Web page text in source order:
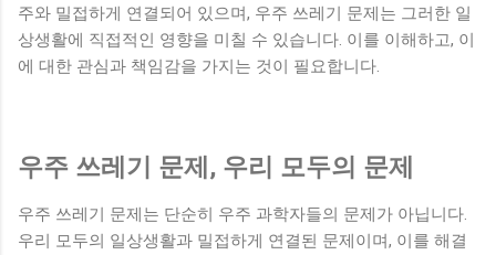
주와 밀접하게 연결되어 있으며, 우주 쓰레기 문제는 그러한 일
상생활에 직접적인 영향을 미칠 수 있습니다. 이를 이해하고, 이
에 대한 관심과 책임감을 가지는 것이 필요합니다.
우주 쓰레기 문제, 우리 모두의 문제
우주 쓰레기 문제는 단순히 우주 과학자들의 문제가 아닙니다.
우리 모두의 일상생활과 밀접하게 연결된 문제이며, 이를 해결